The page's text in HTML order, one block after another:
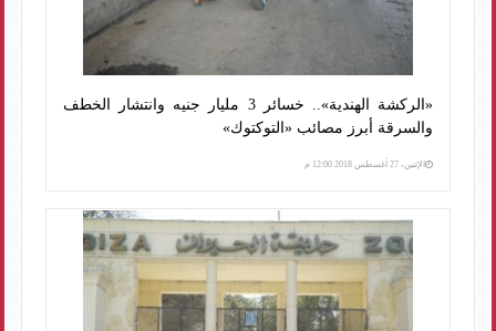
«الركشة الهندية».. خسائر 3 مليار جنيه وانتشار الخطف
والسرقة أبرز مصائب «التوكتوك»
الإثنين، 27 أغسطس 2018 12:00 م